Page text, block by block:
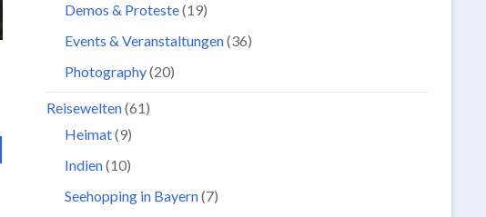
Demos & Proteste(19)
Events & Veranstaltungen(36)
Photography(20)
Reisewelten(61)
Heimat(9)
Indien(10)
Seehopping in Bayern(7)